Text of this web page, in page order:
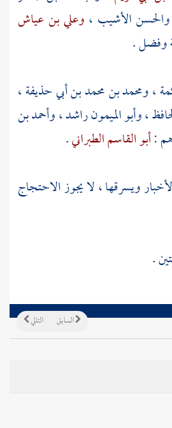
والحسن الأشيب ، وعلي بن عياش
وفضل .
،ومحمد بن محمد بن أبي حذيفة،
،وأبو الميمون راشد،وأحمد بن
:أبو القاسم الطبراني.
ويسرقها ، لا يجوز الاحتجاج
.
التالي السابق